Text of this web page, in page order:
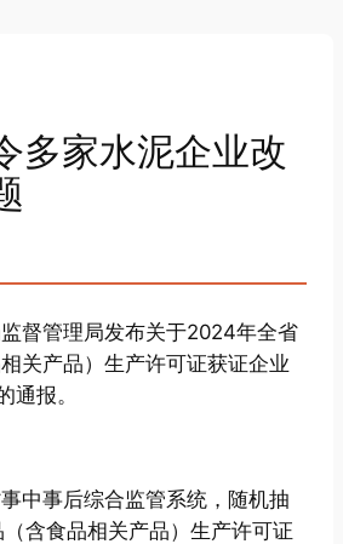
多家水泥企业改
督管理局发布关于2024年全省
关产品）生产许可证获证企业
通报。
中事后综合监管系统，随机抽
含食品相关产品）生产许可证